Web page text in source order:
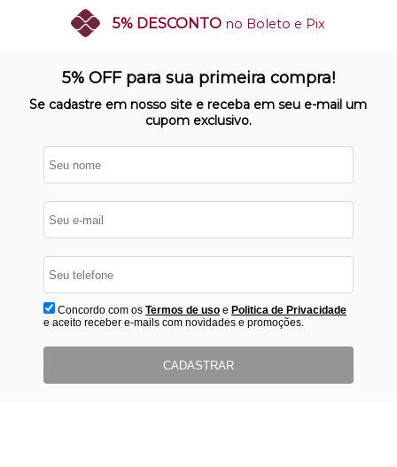
5% DESCONTO no Boleto e Pix
Nosso site opera em ambiente
protegido
5% OFF para sua primeira compra!
Se cadastre em nosso site e receba em seu e-mail um
cupom exclusivo.
Concordo com os Termos de usoe Politica de Privacidade
e aceito receber e-mails com novidades e promoções.
CADASTRAR